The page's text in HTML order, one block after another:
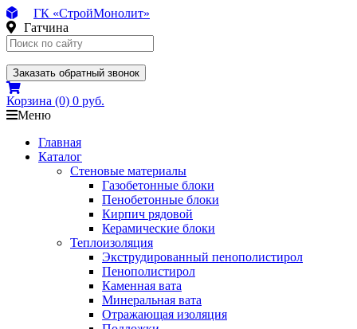
ГК «СтройМонолит»
Гатчина
Заказать обратный звонок
Корзина (0) 0 руб.
Меню
Главная
Каталог
Стеновые материалы
Газобетонные блоки
Пенобетонные блоки
Кирпич рядовой
Керамические блоки
Теплоизоляция
Экструдированный пенополистирол
Пенополистирол
Каменная вата
Минеральная вата
Отражающая изоляция